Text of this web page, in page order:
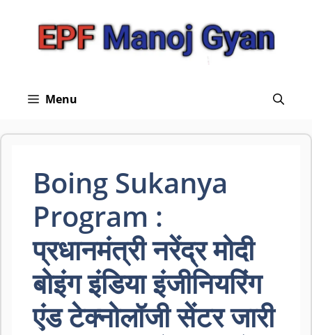
Menu
Boing Sukanya
Program :
प्रधानमंत्री नरेंद्र मोदी
बोइंग इंडिया इंजीनियरिंग
एंड टेक्नोलॉजी सेंटर जारी